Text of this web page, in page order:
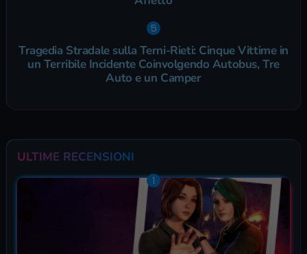
Tragedia Stradale sulla Terni-Rieti: Cinque Vittime in
un Terribile Incidente Coinvolgendo Autobus, Tre
Auto e un Camper
ULTIME RECENSIONI